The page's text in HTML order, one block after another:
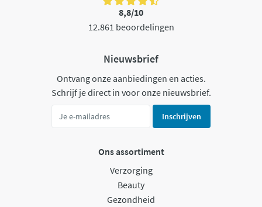
8,8/10
12.861 beoordelingen
Nieuwsbrief
Ontvang onze aanbiedingen en acties.
Schrijf je direct in voor onze nieuwsbrief.
Inschrijven
Ons assortiment
Verzorging
Beauty
Gezondheid